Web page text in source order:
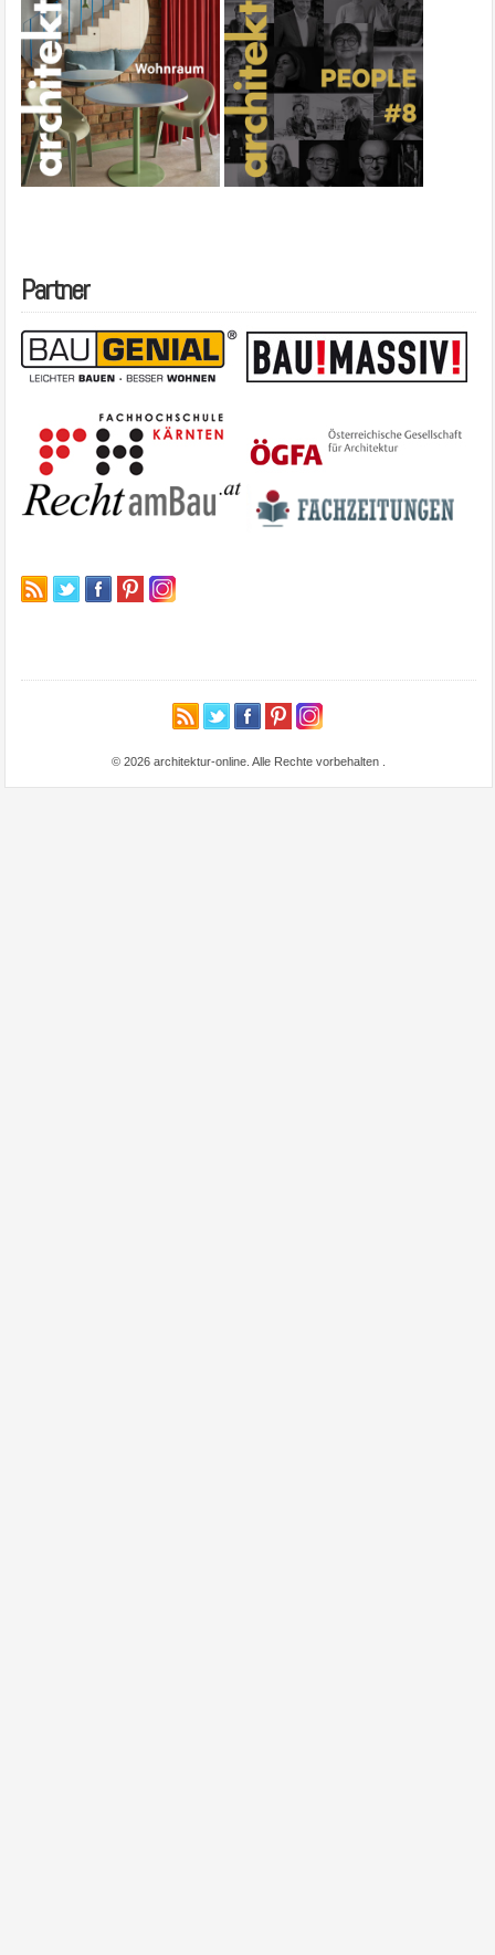
Partner
© 2026 architektur-online. Alle Rechte vorbehalten .